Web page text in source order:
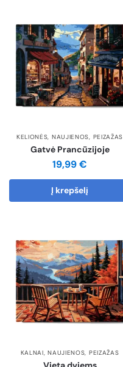
KELIONĖS, NAUJIENOS, PEIZAŽAS
Gatvė Prancūzijoje
19,99€
Į krepšelį
KALNAI,NAUJIENOS, PEIZAŽAS